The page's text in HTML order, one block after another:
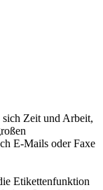
Zeit und Arbeit,
E-Mails oder Faxe
Etikettenfunktion